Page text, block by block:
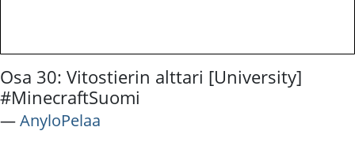
Osa 30: Vitostierin alttari [University]
#MinecraftSuomi
―AnyloPelaa